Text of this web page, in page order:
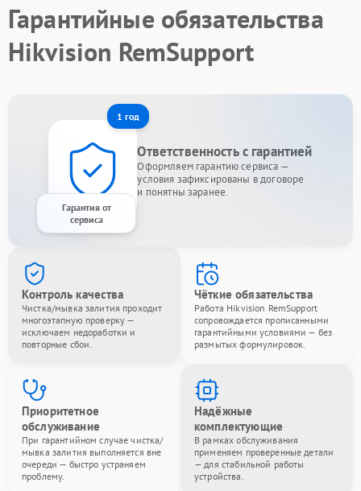
Гарантийные обязательства
Hikvision RemSupport
1 год
Гарантия от
сервиса
Ответственность с гарантией
Оформляем гарантию сервиса —
условия зафиксированы в договоре
и понятны заранее.
Контроль качества
Чистка/мывка залития проходит
многоэтапную проверку —
исключаем недоработки и
повторные сбои.
Чёткие обязательства
Работа Hikvision RemSupport
сопровождается прописанными
гарантийными условиями — без
размытых формулировок.
Приоритетное
обслуживание
При гарантийном случае чистка/
мывка залития выполняется вне
очереди — быстро устраняем
проблему.
Надёжные
комплектующие
В рамках обслуживания
применяем проверенные детали
— для стабильной работы
устройства.